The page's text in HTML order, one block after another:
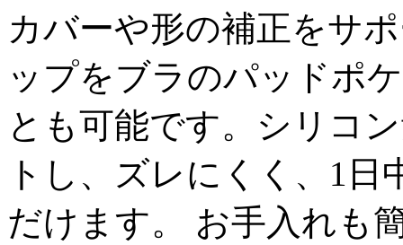
カバーや形の補正をサ
ップをブラのパッドポ
とも可能です。シリコ
トし、ズレにくく、1
だけます。 お手入れも